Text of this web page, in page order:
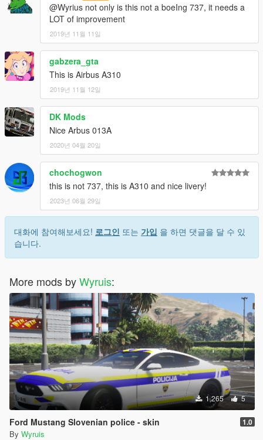
@Wyrius not only is this not a boeIng 737, it needs a
LOT of improvement
2019년 11월 11일
gabzera_gta
This is Airbus A310
2019년 11월 12일
DK Mods
Nice Arbus 013A
2020년 04월 20일
chochogwon
this is not 737, this is A310 and nice livery!
2023년 06월 29일
대화에 참여해보세요! 로그인 또는 가입 을 하면 댓글을 달 수 있
습니다.
More mods byWyruis:
1,265 5
Ford Mustang Slovenian police - skin 1.0
By Wyruis